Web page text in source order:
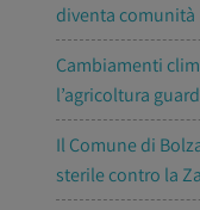
diventa comunità
Cambiamenti
l’agricoltura
Il Comune di
sterile contro la